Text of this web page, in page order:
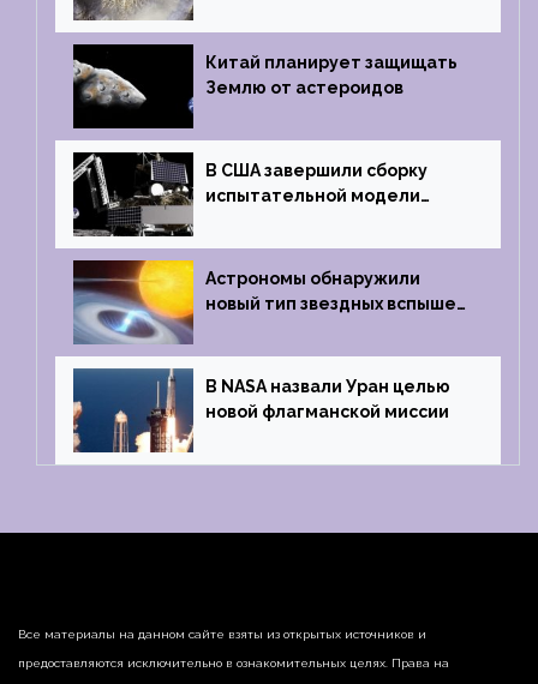
на отпечаток пальца
Китай планирует защищать
Землю от астероидов
В США завершили сборку
испытательной модели
Griffin
Астрономы обнаружили
новый тип звездных вспышек
В NASA назвали Уран целью
новой флагманской миссии
Все материалы на данном сайте взяты из открытых источников и
предоставляются исключительно в ознакомительных целях. Права на